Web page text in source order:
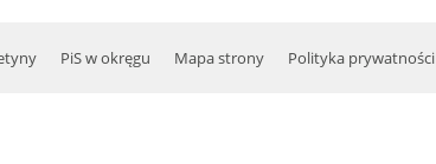
PiS w okręgu Mapa strony Polityka prywatności